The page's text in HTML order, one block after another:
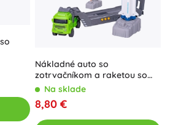
Nákladné auto so
zotrvačníkom a raketou so
strelou, zvuky
Na sklade
8,80 €